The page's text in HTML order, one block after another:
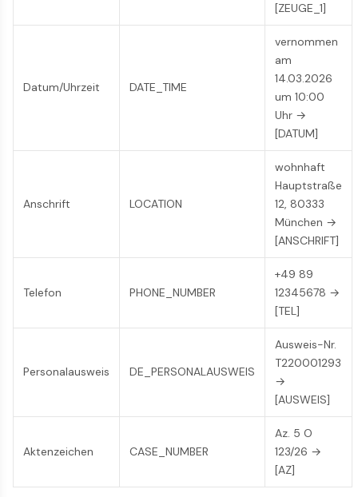
[ZEUGE_1]
Datum/Uhrzeit DATE_TIME
vernommen
am
14.03.2026
um 10:00
Uhr →
[DATUM]
Anschrift LOCATION
wohnhaft
Hauptstraße
12, 80333
München →
[ANSCHRIFT]
Telefon PHONE_NUMBER
+49 89
12345678 →
[TEL]
Personalausweis DE_PERSONALAUSWEIS
Ausweis-Nr.
T220001293
→
[AUSWEIS]
Aktenzeichen CASE_NUMBER
Az. 5 O
123/26 →
[AZ]